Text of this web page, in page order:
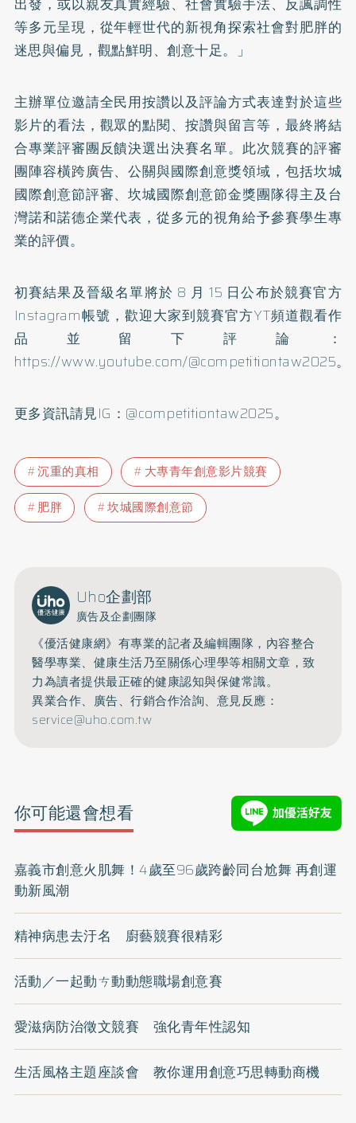
等多元呈現，從年輕世代的新視角探索社會對肥胖的
迷思與偏見，觀點鮮明、創意十足。」
主辦單位邀請全民用按讚以及評論方式表達對於這些
影片的看法，觀眾的點閱、按讚與留言等，最終將結
合專業評審團反饋決選出決賽名單。此次競賽的評審
團陣容橫跨廣告、公關與國際創意獎領域，包括坎城
國際創意節評審、坎城國際創意節金獎團隊得主及台
灣諾和諾德企業代表，從多元的視角給予參賽學生專
業的評價。
初賽結果及晉級名單將於 8 月 15 日公布於競賽官方
Instagram帳號，歡迎大家到競賽官方YT頻道觀看作
品並留下評論：
https://www.youtube.com/@competitiontaw2025。
更多資訊請見IG：@competitiontaw2025。
沉重的真相
大專青年創意影片競賽
肥胖
坎城國際創意節
Uho企劃部
廣告及企劃團隊
《優活健康網》有專業的記者及編輯團隊，內容整合
醫學專業、健康生活乃至關係心理學等相關文章，致
力為讀者提供最正確的健康認知與保健常識。
異業合作、廣告、行銷合作洽詢、意見反應：
service@uho.com.tw
你可能還會想看
嘉義市創意火肌舞！4歲至96歲跨齡同台尬舞 再創運
動新風潮
精神病患去汙名 廚藝競賽很精彩
活動／一起動ㄘ動動態職場創意賽
愛滋病防治徵文競賽 強化青年性認知
生活風格主題座談會 教你運用創意巧思轉動商機